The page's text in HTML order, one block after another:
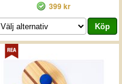
399 kr